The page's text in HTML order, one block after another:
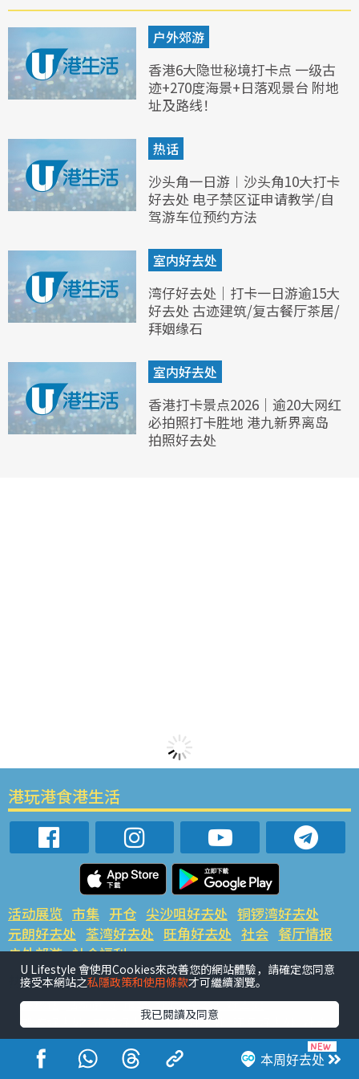
户外郊游
香港6大隐世秘境打卡点 一级古
迹+270度海景+日落观景台 附地
址及路线！
热话
沙头角一日游︱沙头角10大打卡
好去处 电子禁区证申请教学/自
驾游车位预约方法
室内好去处
湾仔好去处｜打卡一日游逾15大
好去处 古迹建筑/复古餐厅茶居/
拜姻缘石
室内好去处
香港打卡景点2026｜逾20大网红
必拍照打卡胜地 港九新界离岛
拍照好去处
本周好去处
港玩港食港生活
活动展览 市集 开仓 尖沙咀好去处 铜锣湾好去处
元朗好去处 荃湾好去处 旺角好去处 社会 餐厅情报
户外郊游 社会福利
热门类别
网民热话 活动展览 市集 开仓 尖沙咀好去处
铜锣湾好去处
元朗好去处 荃湾好去处
餐厅情报 户外郊游
热门标签
U Lifestyle 會使用Cookies來改善您的網站體驗，請確定您同意
接受本網站之私隱政策和使用條款才可繼續瀏覽。
我已閱讀及同意